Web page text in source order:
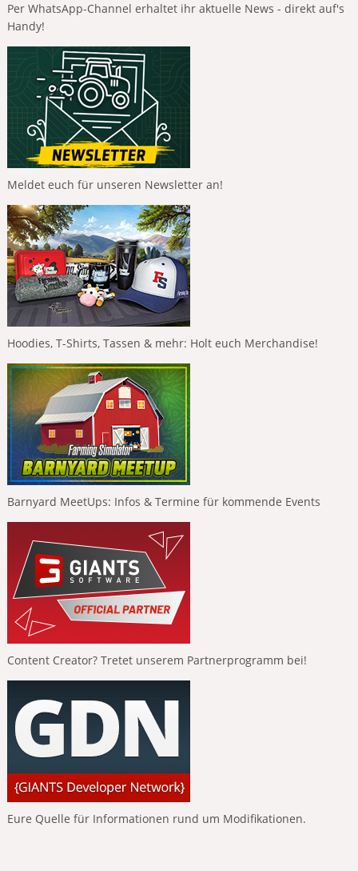
Per WhatsApp-Channel erhaltet ihr aktuelle News - direkt auf's
Handy!
Meldet euch für unseren Newsletter an!
Hoodies, T-Shirts, Tassen & mehr: Holt euch Merchandise!
Barnyard MeetUps: Infos & Termine für kommende Events
Content Creator? Tretet unserem Partnerprogramm bei!
Eure Quelle für Informationen rund um Modifikationen.